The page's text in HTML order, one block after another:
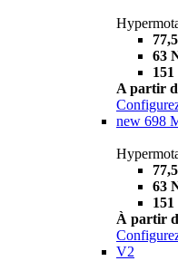
63
A partir
new 698
63
À partir
V2